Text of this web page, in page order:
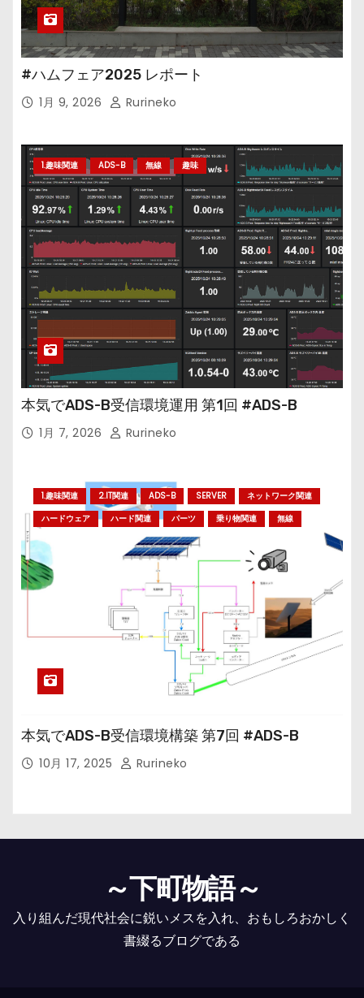
#ハムフェア2025 レポート
1月 9, 2026 Rurineko
1.趣味関連 ADS-B 無線 趣味
本気でADS-B受信環境運用 第1回 #ADS-B
1月 7, 2026 Rurineko
1.趣味関連 2.IT関連 ADS-B SERVER
ネットワーク関連
ハードウェア
ハード関連 パーツ 乗り物関連 無線
本気でADS-B受信環境構築 第7回 #ADS-B
10月 17, 2025 Rurineko
～下町物語～
入り組んだ現代社会に鋭いメスを入れ、おもしろおかしく
書綴るブログである